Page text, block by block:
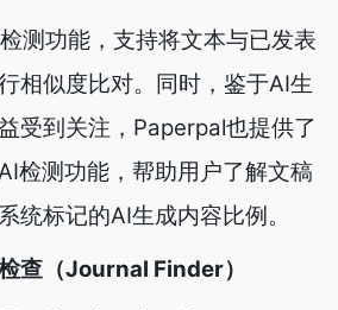
测功能，支持将文本与已发表
相似度比对。同时，鉴于AI生
受到关注，Paperpal也提供了
检测功能，帮助用户了解文稿
统标记的AI生成内容比例。
查（Journal Finder）